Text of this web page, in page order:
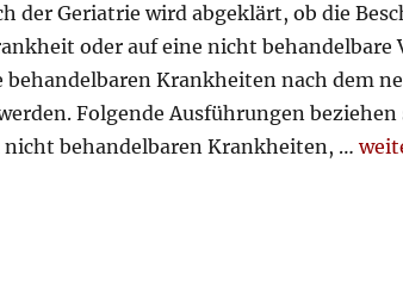
der Geriatrie wird abgeklärt, ob die
oder auf eine nicht
behandelbaren Krankheiten nach dem
Folgende Ausführungen
nicht behandelbaren Krankheiten, …